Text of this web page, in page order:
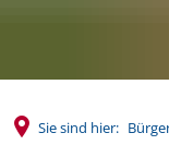
Sie sind hier: